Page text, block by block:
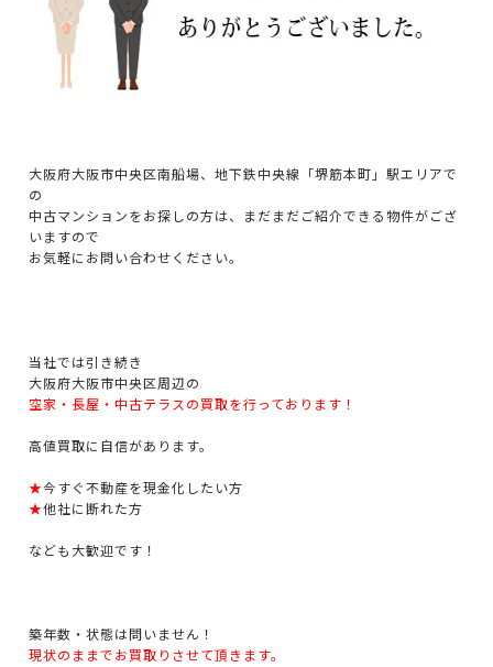
大阪府大阪市中央区南船場、地下鉄中央線「堺筋本町」駅エリアで
の
中古マンションをお探しの方は、まだまだご紹介できる物件がござ
いますので
お気軽にお問い合わせください。
当社では引き続き
大阪府大阪市中央区周辺の
空家・長屋・中古テラスの買取を行っております！
高値買取に自信があります。
★今すぐ不動産を現金化したい方
★他社に断れた方
なども大歓迎です！
築年数・状態は問いません！
現状のままでお買取りさせて頂きます。